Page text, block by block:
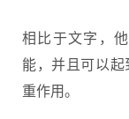
相比于文字，
能，并且可以
重作用。